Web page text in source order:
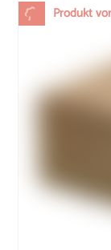
Produkt